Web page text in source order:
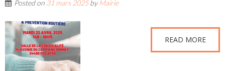
Posted on 31 mars 2025byMairie
READ MORE